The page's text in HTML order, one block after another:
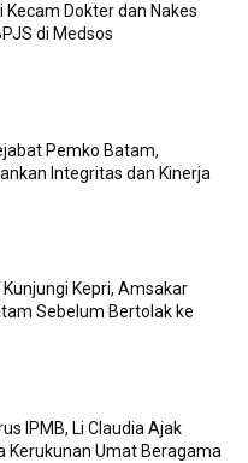
Kecam Dokter dan Nakes
di Medsos
Pemko Batam,
Integritas dan Kinerja
Kunjungi Kepri, Amsakar
Sebelum Bertolak ke
IPMB, Li Claudia Ajak
Kerukunan Umat Beragama